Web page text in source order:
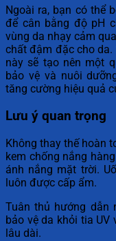
Ngoài ra, bạn có thể
để cân bằng độ pH
vùng da nhạy cảm
chất đậm đặc cho da.
này sẽ tạo nên một
bảo vệ và nuôi
tăng cường hiệu quả
Lưu ý quan trọng
Không thay thế hoàn
kem chống nắng
ánh nắng mặt trời.
luôn được cấp ẩm.
Tuân thủ hướng dẫn
bảo vệ da khỏi tia UV
lâu dài.